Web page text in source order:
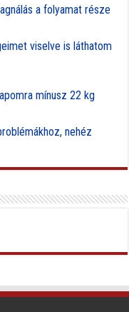
a folyamat része
viselve is láthatom
mínusz 22 kg
nehéz